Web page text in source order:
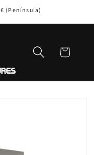
(Península)
Carrito